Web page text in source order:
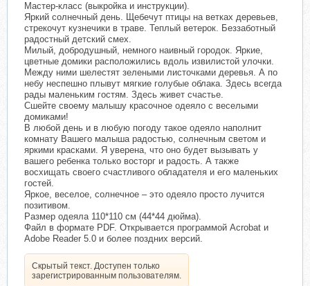
Мастер-класс (выкройка и инструкции).
Яркий солнечный день. Щебечут птицы на ветках деревьев,
стрекочут кузнечики в траве. Теплый ветерок. Беззаботный
радостный детский смех.​
Милый, добродушный, немного наивный городок. Яркие,
цветные домики расположились вдоль извилистой улочки.
Между ними шелестят зелеными листочками деревья. А по
небу неспешно плывут мягкие голубые облака. Здесь всегда
рады маленьким гостям. Здесь живет счастье.
Сшейте своему малышу красочное одеяло с веселыми
домиками!
В любой день и в любую погоду такое одеяло наполнит
комнату Вашего малыша радостью, солнечным светом и
яркими красками. Я уверена, что оно будет вызывать у
вашего ребенка только восторг и радость. А также
восхищать своего счастливого обладателя и его маленьких
гостей.
Яркое, веселое, солнечное – это одеяло просто лучится
позитивом.
Размер одеяла 110*110 см (44*44 дюйма).
Файл в формате PDF. Открывается программой Acrobat и
Adobe Reader 5.0 и более поздних версий.
Скрытый текст. Доступен только
зарегистрированным пользователям.